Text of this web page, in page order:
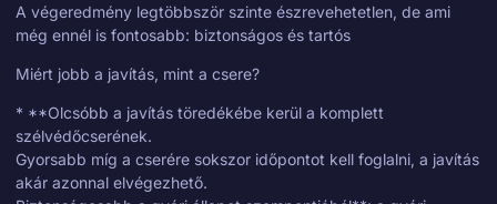
A végeredmény legtöbbször szinte észrevehetetlen, de ami
még ennél is fontosabb: biztonságos és tartós
Miért jobb a javítás, mint a csere?
* **Olcsóbb a javítás töredékébe kerül a komplett
szélvédőcserének.
Gyorsabb míg a cserére sokszor időpontot kell foglalni, a javítás
akár azonnal elvégezhető.